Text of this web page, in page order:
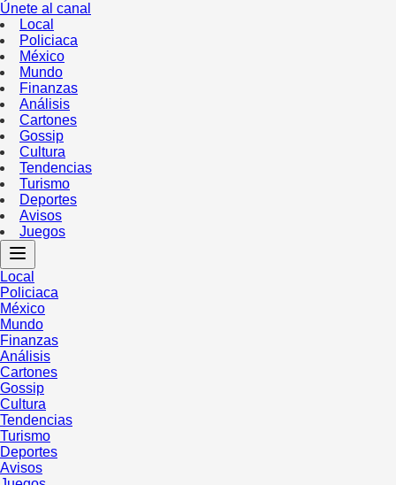
Únete al canal
Local
Policiaca
México
Mundo
Finanzas
Análisis
Cartones
Gossip
Cultura
Tendencias
Turismo
Deportes
Avisos
Juegos
Local
Policiaca
México
Mundo
Finanzas
Análisis
Cartones
Gossip
Cultura
Tendencias
Turismo
Deportes
Avisos